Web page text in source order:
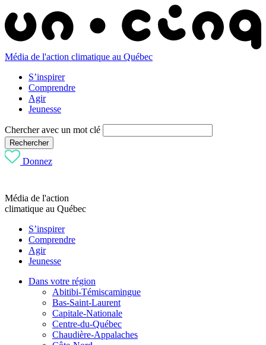
Média de l'action climatique au Québec
S’inspirer
Comprendre
Agir
Jeunesse
Chercher avec un mot clé
Rechercher
Donnez
Média de l'action
climatique au Québec
S’inspirer
Comprendre
Agir
Jeunesse
Dans votre région
Abitibi-Témiscamingue
Bas-Saint-Laurent
Capitale-Nationale
Centre-du-Québec
Chaudière-Appalaches